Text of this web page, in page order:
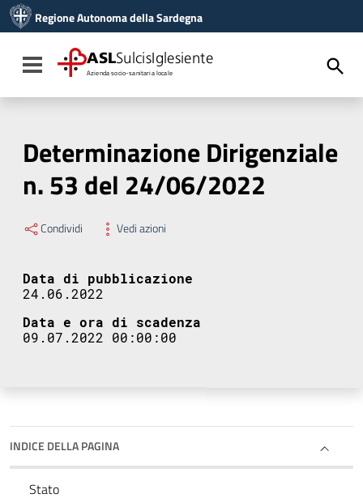
Vai al menu di navigazione
Vai al footer
Regione Autonoma della Sardegna
Toggle navigation
ASLSulcisIglesiente
Azienda socio-sanitaria locale
Determinazione Dirigenziale
n. 53 del 24/06/2022
Condividi Vedi azioni
Data di pubblicazione
24.06.2022
Data e ora di scadenza
09.07.2022 00:00:00
INDICE DELLA PAGINA
Stato